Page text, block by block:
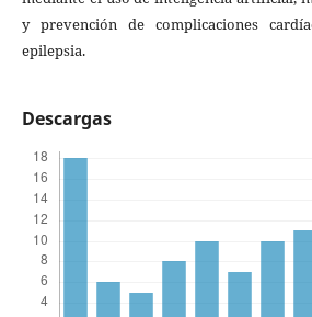
y prevención de complicaciones
epilepsia.
Descargas